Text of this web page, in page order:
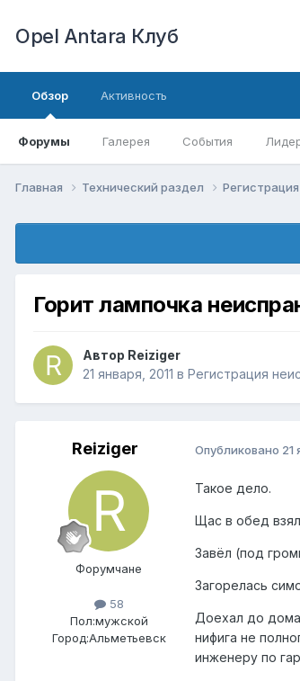
Opel Antara Клуб
Обзор
Форумы Галерея События
Активность
Главная Технический раздел
Горит лампочка
Автор Reiziger
21 января, 2011 в Регистрация
Reiziger
Форумчане
58
Пол:мужской
Город:Альметьевск
Опубликовано 21
Такое дело.
Щас в обед
Завёл (под
Загорелась
Доехал до дома
нифига не
инженеру по